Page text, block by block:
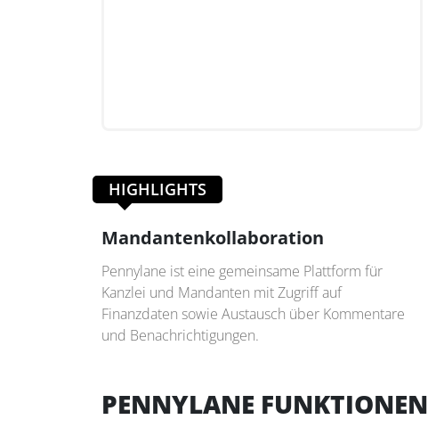
HIGHLIGHTS
Mandantenkollaboration
Pennylane ist eine gemeinsame Plattform für
Kanzlei und Mandanten mit Zugriff auf
Finanzdaten sowie Austausch über Kommentare
und Benachrichtigungen.
PENNYLANE FUNKTIONEN